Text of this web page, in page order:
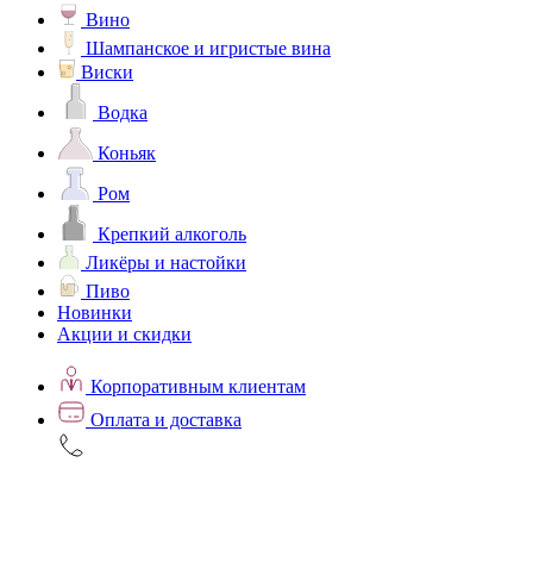
Вино
Шампанское и игристые вина
Виски
Водка
Коньяк
Ром
Крепкий алкоголь
Ликёры и настойки
Пиво
Новинки
Акции и скидки
Корпоративным клиентам
Оплата и доставка